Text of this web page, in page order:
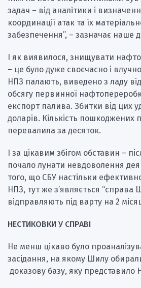
задач – від аналітики і
координації атак та їх
забезпечення”, – зазначає наше
І як виявилося, знищувати
– це було дуже своєчасно і
НПЗ палають, виведено з ладу від
обсягу первинної
експорт палива. Збитки від цих
доларів. Кількість пошкоджених
перевалила за десяток.
І за цікавим збігом обставин –
почало лунати невдоволення
того, що СБУ настільки ефективно
НПЗ, тут же з’являється “справа
відправляють під варту на 2
НЕСТИКОВКИ У СПРАВІ
Не менш цікаво було
засідання, на якому Шилу
доказову базу, яку представило